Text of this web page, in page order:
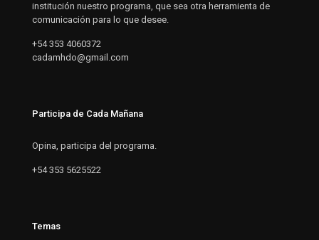
institución nuestro programa, que sea otra herramienta de
comunicación para lo que desee.
+54 353 4060372
cadamhdo@gmail.com
Participa de Cada Mañana
Opina, participa del programa.
+54 353 5625522
Temas